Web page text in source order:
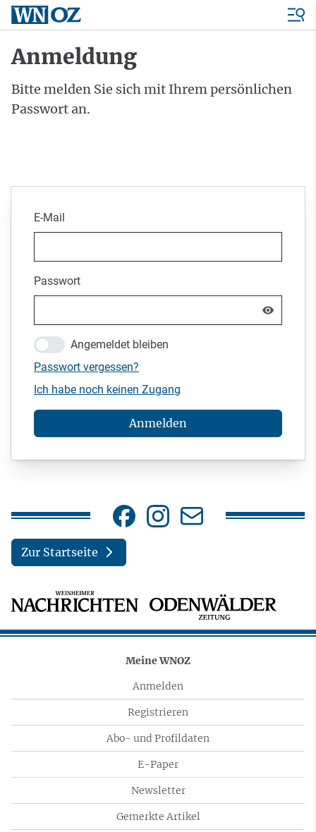
Anmeldung
Bitte melden Sie sich mit Ihrem persönlichen
Passwort an.
E-Mail
Passwort
Angemeldet bleiben
Passwort vergessen?
Ich habe noch keinen Zugang
Anmelden
Zur Startseite
Meine WNOZ
Anmelden
Registrieren
Abo- und Profildaten
E-Paper
Newsletter
Gemerkte Artikel